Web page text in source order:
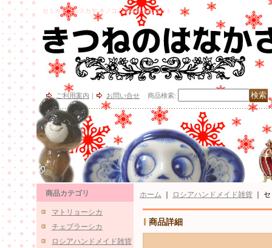
セミカラコルスカヤ キノコの調味料入れセット
ご利用案内 ｜ お問い合せ 商品検索:
商品カテゴリ
マトリョーシカ
チェブラーシカ
ロシアハンドメイド雑貨
ホーム ロシアハンドメイド雑貨
商品詳細